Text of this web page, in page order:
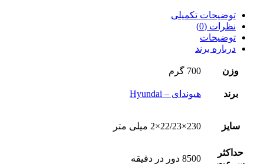
توضیحات تکمیلی
نظرات (0)
توضیحات
درباره برند
وزن 700 گرم
برند هیوندای – Hyundai
سایز 230×22/23×2 میلی متر
حداکثر
8500 دور در دقیقه